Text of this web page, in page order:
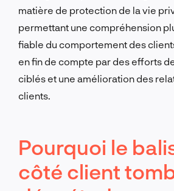
matière de protection de la vie
permettant une compréhension
fiable du comportement des
en fin de compte par des efforts
ciblés et une amélioration des
clients.
Pourquoi le
côté client